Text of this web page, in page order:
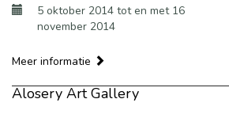
5 oktober 2014 tot en met 16
november 2014
Meer informatie
Alosery Art Gallery